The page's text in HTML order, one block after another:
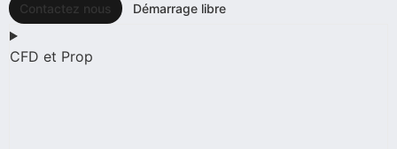
Contactez nous Démarrage libre
CFD et Prop